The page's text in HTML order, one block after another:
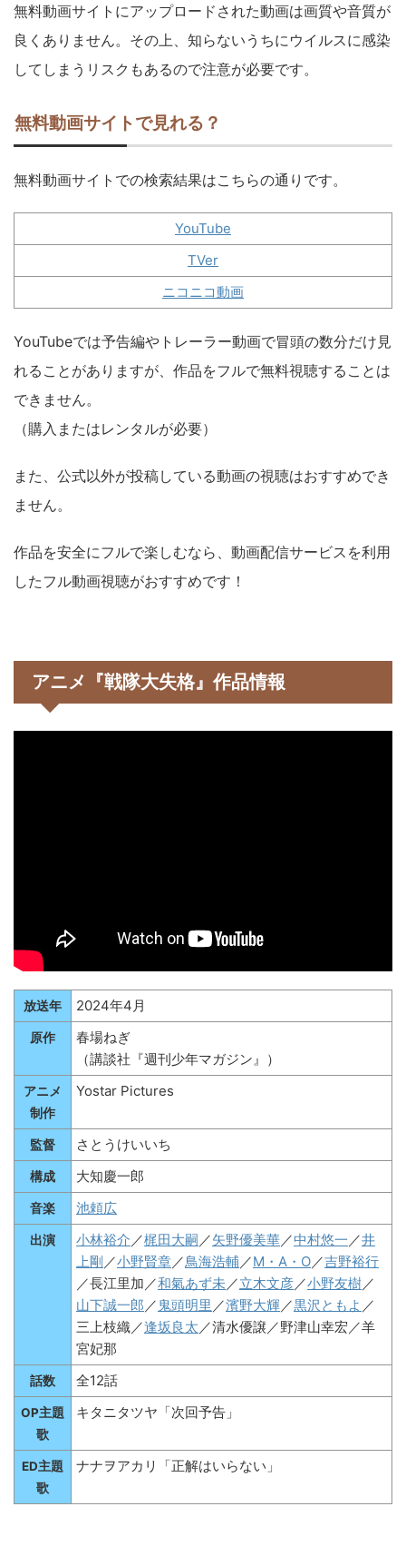
無料動画サイトにアップロードされた動画は画質や音質が
良くありません。その上、知らないうちにウイルスに感染
してしまうリスクもあるので注意が必要です。
無料動画サイトで見れる？
無料動画サイトでの検索結果はこちらの通りです。
YouTube
TVer
ニコニコ動画
YouTubeでは予告編やトレーラー動画で冒頭の数分だけ見
れることがありますが、作品をフルで無料視聴することは
できません。
（購入またはレンタルが必要）
また、公式以外が投稿している動画の視聴はおすすめでき
ません。
作品を安全にフルで楽しむなら、動画配信サービスを利用
したフル動画視聴がおすすめです！
アニメ『戦隊大失格』作品情報
放送年 2024年4月
原作
春場ねぎ
（講談社『週刊少年マガジン』）
アニメ
制作
Yostar Pictures
監督 さとうけいいち
構成 大知慶一郎
音楽 池頼広
出演 小林裕介 ／梶田大嗣 ／矢野優美華／中村悠一 ／井
上剛 ／小野賢章／鳥海浩輔／M・A・O／吉野裕行
／長江里加／和氣あず未 ／立木文彦／小野友樹／
山下誠一郎 ／ 鬼頭明里 ／濱野大輝／黒沢ともよ ／
三上枝織／逢坂良太 ／清水優譲／野津山幸宏／羊
宮妃那
話数 全12話
OP主題
歌
キタニタツヤ「次回予告」
ED主題
歌
ナナヲアカリ「正解はいらない」